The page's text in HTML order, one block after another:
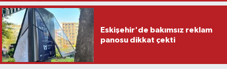
Eskişehir'de bakımsız reklam
panosu dikkat çekti